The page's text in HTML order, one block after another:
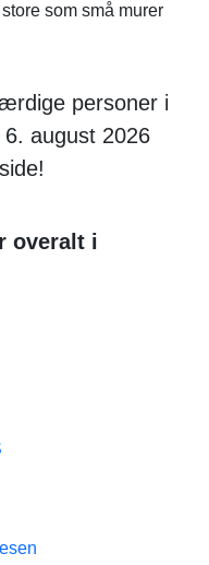
som små murer
personer i
august 2026
overalt i